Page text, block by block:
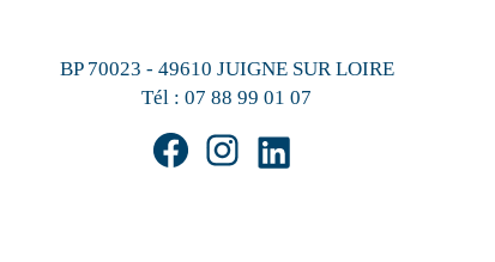
BP 70023 - 49610 JUIGNE SUR LOIRE
Tél : 07 88 99 01 07